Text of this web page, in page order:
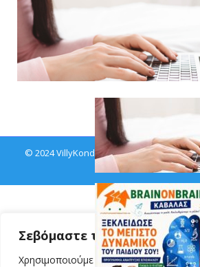
Σεβόμαστε την
Χρησιμοποιούμε cookies για να
© 2024 VillyKondylidou.gr | Easy Learning